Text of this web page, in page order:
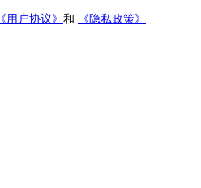
《用户协议》 和 《隐私政策》